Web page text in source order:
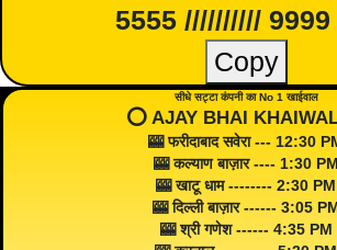
5555 ////////// 9999
Copy
सीधे सट्टा कंपनी का No 1 खाईवाल
⭕️ AJAY BHAI
🎰 फरीदाबाद सवेरा --- 12:30
🎰 कल्याण बाज़ार ---- 1:30 PM
🎰 खाटू धाम -------- 2:30 PM
🎰 दिल्ली बाज़ार ------ 3:05
🎰 श्री गणेश ------ 4:35 PM